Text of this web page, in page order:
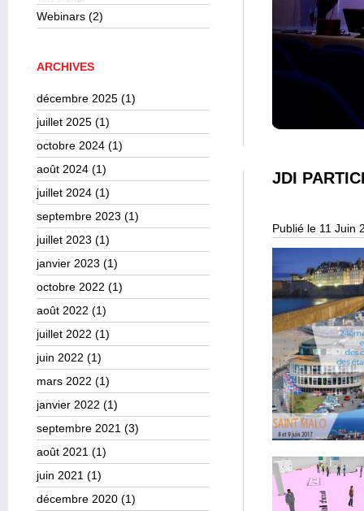
Webinars (2)
ARCHIVES
décembre 2025 (1)
juillet 2025 (1)
octobre 2024 (1)
août 2024 (1)
juillet 2024 (1)
septembre 2023 (1)
juillet 2023 (1)
janvier 2023 (1)
octobre 2022 (1)
août 2022 (1)
juillet 2022 (1)
juin 2022 (1)
mars 2022 (1)
janvier 2022 (1)
septembre 2021 (3)
août 2021 (1)
juin 2021 (1)
décembre 2020 (1)
JDI
Publié le 11 Juin